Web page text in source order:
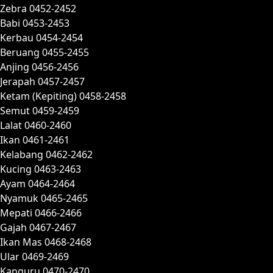
Zebra 0452-2452
Babi 0453-2453
Kerbau 0454-2454
Beruang 0455-2455
Anjing 0456-2456
Jerapah 0457-2457
Ketam (Kepiting) 0458-2458
Semut 0459-2459
Lalat 0460-2460
Ikan 0461-2461
Kelabang 0462-2462
Kucing 0463-2463
Ayam 0464-2464
Nyamuk 0465-2465
Mepati 0466-2466
Gajah 0467-2467
Ikan Mas 0468-2468
Ular 0469-2469